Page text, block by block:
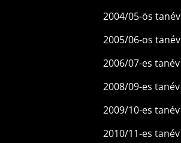
2004/05-ös tanév
2005/06-os tanév
2006/07-es tanév
2008/09-es tanév
2009/10-es tanév
2010/11-es tanév